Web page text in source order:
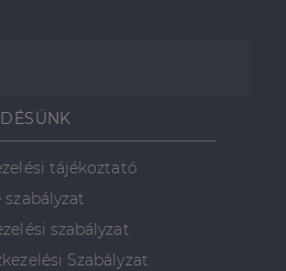
tájékoztató
szabályzat
szabályzat
Szabályzat